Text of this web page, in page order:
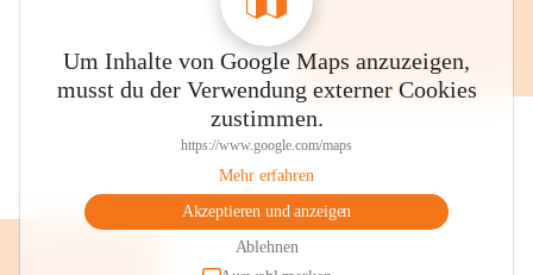
Um Inhalte von Google Maps anzuzeigen,
musst du der Verwendung externer Cookies
zustimmen.
https://www.google.com/maps
Mehr erfahren
Akzeptieren und anzeigen
Ablehnen